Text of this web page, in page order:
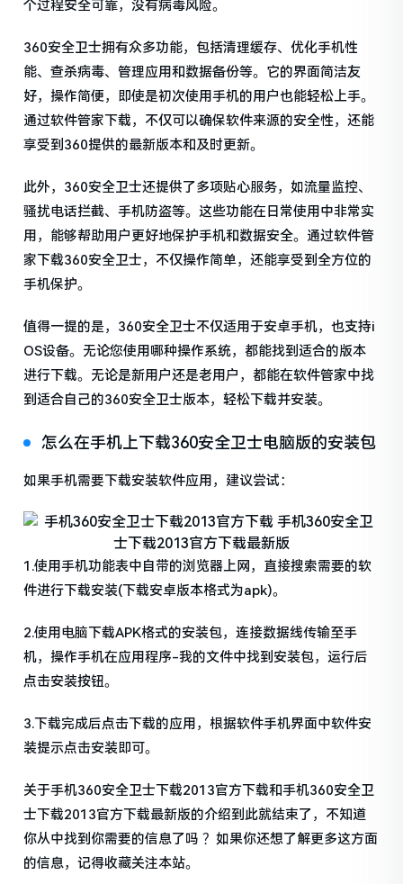
个过程安全可靠，没有病毒风险。
360安全卫士拥有众多功能，包括清理缓存、优化手机性
能、查杀病毒、管理应用和数据备份等。它的界面简洁友
好，操作简便，即使是初次使用手机的用户也能轻松上手。
通过软件管家下载，不仅可以确保软件来源的安全性，还能
享受到360提供的最新版本和及时更新。
此外，360安全卫士还提供了多项贴心服务，如流量监控、
骚扰电话拦截、手机防盗等。这些功能在日常使用中非常实
用，能够帮助用户更好地保护手机和数据安全。通过软件管
家下载360安全卫士，不仅操作简单，还能享受到全方位的
手机保护。
值得一提的是，360安全卫士不仅适用于安卓手机，也支持i
OS设备。无论您使用哪种操作系统，都能找到适合的版本
进行下载。无论是新用户还是老用户，都能在软件管家中找
到适合自己的360安全卫士版本，轻松下载并安装。
怎么在手机上下载360安全卫士电脑版的安装包
如果手机需要下载安装软件应用，建议尝试：
1.使用手机功能表中自带的浏览器上网，直接搜索需要的软
件进行下载安装(下载安卓版本格式为apk)。
2.使用电脑下载APK格式的安装包，连接数据线传输至手
机，操作手机在应用程序-我的文件中找到安装包，运行后
点击安装按钮。
3.下载完成后点击下载的应用，根据软件手机界面中软件安
装提示点击安装即可。
关于手机360安全卫士下载2013官方下载和手机360安全卫
士下载2013官方下载最新版的介绍到此就结束了，不知道
你从中找到你需要的信息了吗 ？如果你还想了解更多这方面
的信息，记得收藏关注本站。